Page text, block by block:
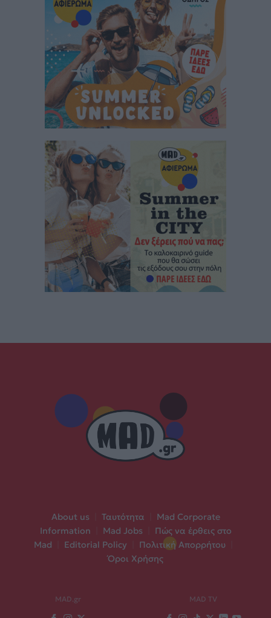
About us Ταυτότητα
Mad Corporate
Information
Mad Jobs
Πώς να έρθεις στο
Mad
Editorial Policy Πολιτική Απορρήτου
Όροι Χρήσης
MAD.gr MAD TV